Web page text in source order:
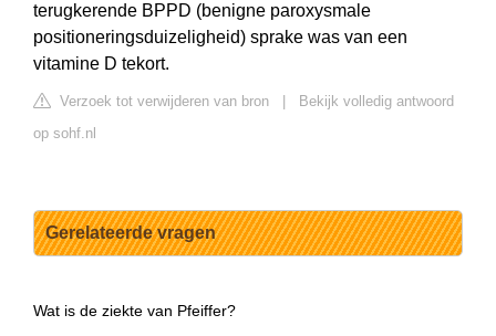
terugkerende BPPD (benigne paroxysmale
positioneringsduizeligheid) sprake was van een
vitamine D tekort.
Verzoek tot verwijderen van bron
Bekijk volledig antwoord
op sohf.nl
Gerelateerde vragen
Wat is de ziekte van Pfeiffer?